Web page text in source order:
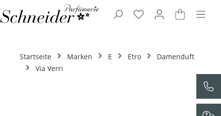
Zum Hauptinhalt springen
Startseite Marken E Etro
Damenduft
Via Verri